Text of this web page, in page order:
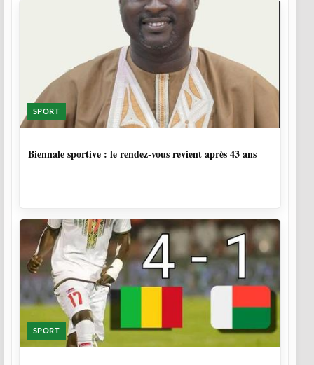
SPORT
Biennale sportive : le rendez-vous revient après 43 ans
SPORT